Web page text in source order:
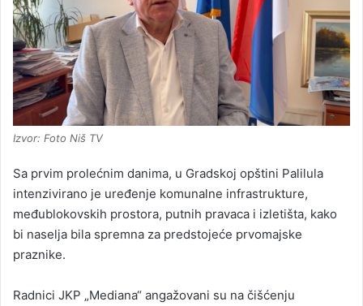
Izvor: Foto Niš TV
Sa prvim prolećnim danima, u Gradskoj opštini Palilula
intenzivirano je uređenje komunalne infrastrukture,
međublokovskih prostora, putnih pravaca i izletišta, kako
bi naselja bila spremna za predstojeće prvomajske
praznike.
Radnici JKP „Mediana“ angažovani su na čišćenju